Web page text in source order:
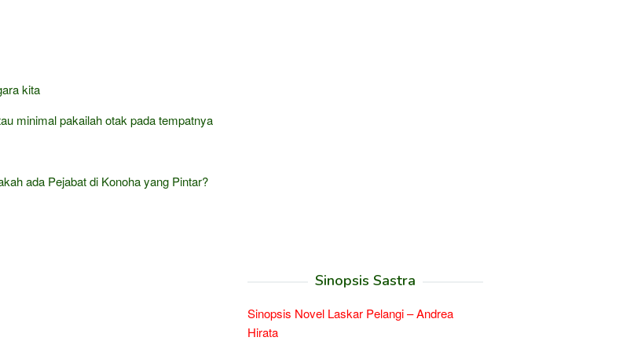
kita
minimal pakailah otak pada tempatnya
ada Pejabat di Konoha yang Pintar?
Sinopsis Sastra
Sinopsis Novel Laskar Pelangi – Andrea
Hirata